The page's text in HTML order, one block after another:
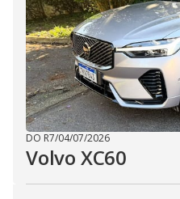
DO R7/04/07/2026
Volvo XC60